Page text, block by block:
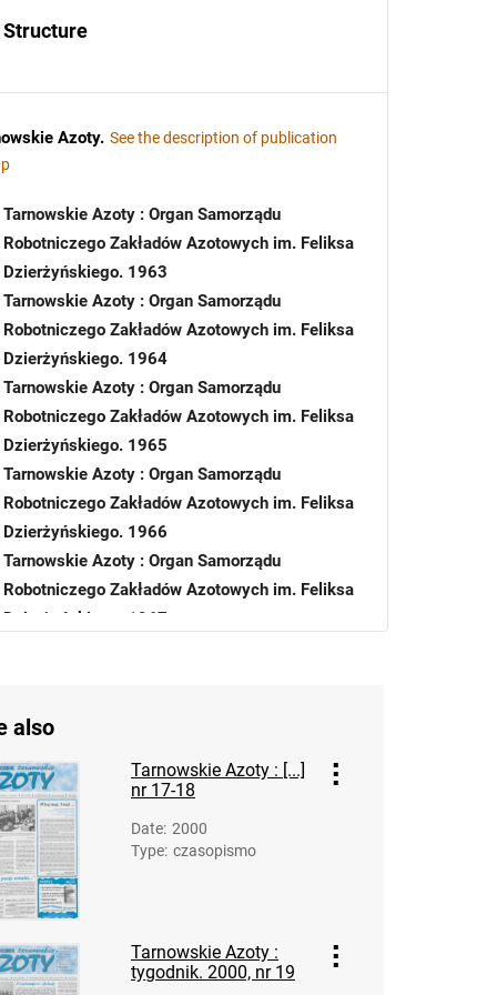
Structure
Azoty. See the description of publication
Tarnowskie Azoty : Organ Samorządu
Robotniczego Zakładów Azotowych im. Feliksa
Dzierżyńskiego. 1963
Tarnowskie Azoty : Organ Samorządu
Robotniczego Zakładów Azotowych im. Feliksa
Dzierżyńskiego. 1964
Tarnowskie Azoty : Organ Samorządu
Robotniczego Zakładów Azotowych im. Feliksa
Dzierżyńskiego. 1965
Tarnowskie Azoty : Organ Samorządu
Robotniczego Zakładów Azotowych im. Feliksa
Dzierżyńskiego. 1966
Tarnowskie Azoty : Organ Samorządu
Robotniczego Zakładów Azotowych im. Feliksa
Dzierżyńskiego. 1967
Tarnowskie Azoty : Organ Samorządu
Robotniczego Zakładów Azotowych im. Feliksa
Dzierżyńskiego. 1969
Tarnowskie Azoty : Organ Samorządu
Robotniczego Zakładów Azotowych im. Feliksa
Dzierżyńskiego. 1970
Tarnowskie Azoty : Organ Samorządu
Dzierżyńskiego. 1971
also
Tarnowskie Azoty : [...]
nr 17-18
Date: 2000
Type: czasopismo
Tarnowskie Azoty :
tygodnik. 2000, nr 19